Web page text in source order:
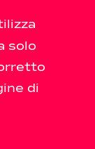
solo
di